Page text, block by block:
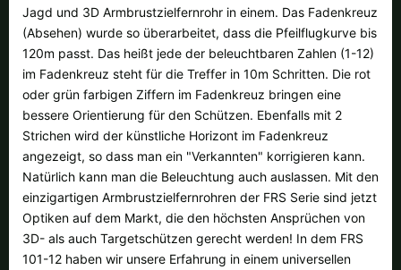
Jagd und 3D Armbrustzielfernrohr in einem. Das Fadenkreuz
(Absehen) wurde so überarbeitet, dass die Pfeilflugkurve bis
120m passt. Das heißt jede der beleuchtbaren Zahlen (1-12)
im Fadenkreuz steht für die Treffer in 10m Schritten. Die rot
oder grün farbigen Ziffern im Fadenkreuz bringen eine
bessere Orientierung für den Schützen. Ebenfalls mit 2
Strichen wird der künstliche Horizont im Fadenkreuz
angezeigt, so dass man ein "Verkannten" korrigieren kann.
Natürlich kann man die Beleuchtung auch auslassen. Mit den
einzigartigen Armbrustzielfernrohren der FRS Serie sind jetzt
Optiken auf dem Markt, die den höchsten Ansprüchen von
3D- als auch Targetschützen gerecht werden! In dem FRS
101-12 haben wir unsere Erfahrung in einem universellen
Ok
Sollte Ihr Land nicht verfübar sein, keine Sorge - wählen Sie einfach
"Schweiz" aus. Und erfragen die Versandkosten bei der Bestellung.